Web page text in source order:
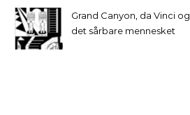
Grand Canyon, da Vinci og
det sårbare mennesket